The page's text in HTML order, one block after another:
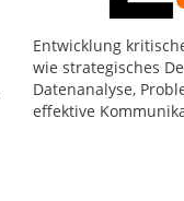
Entwicklung
wie strategisches
Datenanalyse,
effektive